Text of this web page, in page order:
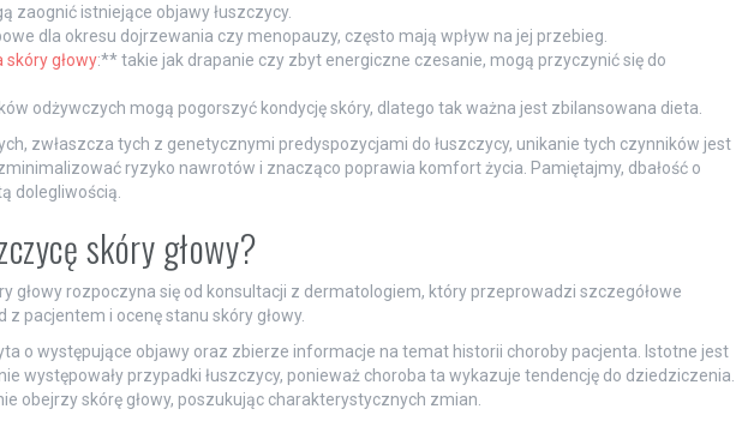
zaognić istniejące objawy łuszczycy.
dla okresu dojrzewania czy menopauzy, często mają wpływ na jej przebieg.
głowy:** takie jak drapanie czy zbyt energiczne czesanie, mogą przyczynić się do
odżywczych mogą pogorszyć kondycję skóry, dlatego tak ważna jest zbilansowana dieta.
zwłaszcza tych z genetycznymi predyspozycjami do łuszczycy, unikanie tych czynników jest
ryzyko nawrotów i znacząco poprawia komfort życia. Pamiętajmy, dbałość o
dolegliwością.
skóry głowy?
głowy rozpoczyna się od konsultacji z dermatologiem, który przeprowadzi szczegółowe
z pacjentem i ocenę stanu skóry głowy.
o występujące objawy oraz zbierze informacje na temat historii choroby pacjenta. Istotne jest
występowały przypadki łuszczycy, ponieważ choroba ta wykazuje tendencję do dziedziczenia.
obejrzy skórę głowy, poszukując charakterystycznych zmian.